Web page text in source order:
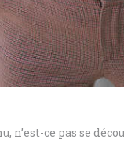
n’est-ce pas se